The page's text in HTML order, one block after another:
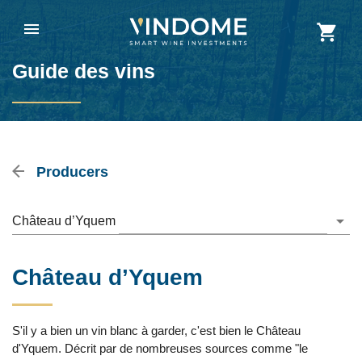
Guide des vins
Producers
Château d’Yquem
Château d’Yquem
S'il y a bien un vin blanc à garder, c'est bien le Château
d'Yquem. Décrit par de nombreuses sources comme "le